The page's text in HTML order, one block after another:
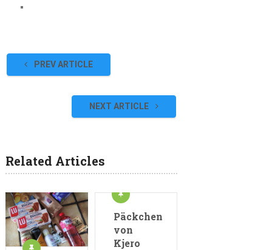
PREV ARTICLE
NEXT ARTICLE
Related Articles
Päckchen
von
Kjero